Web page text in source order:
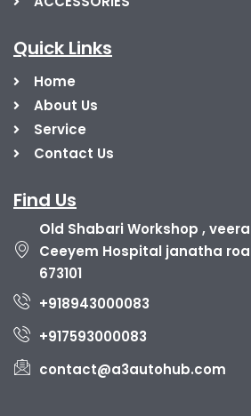
Quick Links
Home
About Us
Service
Contact Us
Find Us
Old Shabari Workshop ,
Ceeyem Hospital janatha
673101
+918943000083
+917593000083
contact@a3autohub.com